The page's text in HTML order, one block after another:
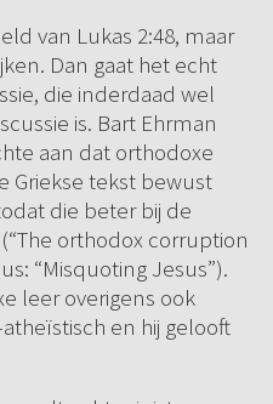
van Lukas 2:48, maar
Dan gaat het echt
die inderdaad wel
is. Bart Ehrman
aan dat orthodoxe
Griekse tekst bewust
die beter bij de
orthodox corruption
“Misquoting Jesus”).
leer overigens ook
en hij gelooft